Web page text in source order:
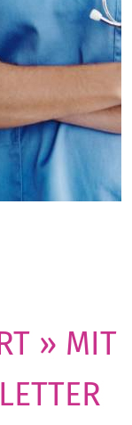
» MIT